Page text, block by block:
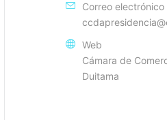
Correo electrónico
Web
Cámara de
Duitama